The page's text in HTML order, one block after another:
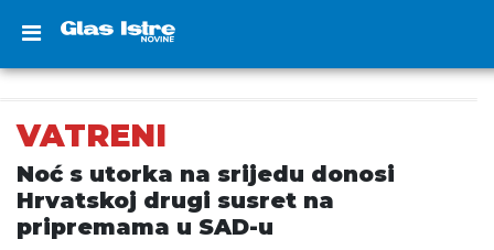
VATRENI
Noć s utorka na srijedu donosi
Hrvatskoj drugi susret na
pripremama u SAD-u